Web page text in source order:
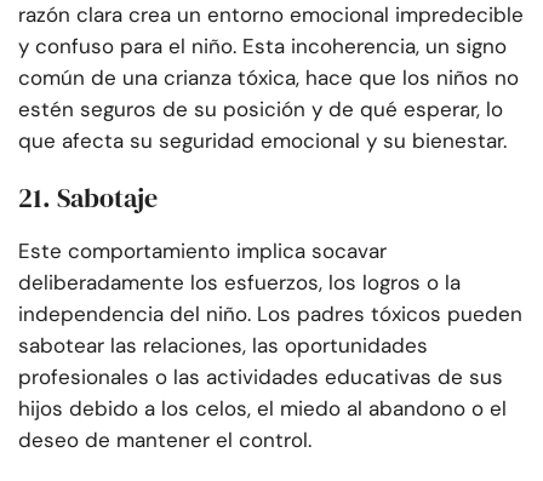
razón clara crea un entorno emocional impredecible
y confuso para el niño. Esta incoherencia, un signo
común de una crianza tóxica, hace que los niños no
estén seguros de su posición y de qué esperar, lo
que afecta su seguridad emocional y su bienestar.
21. Sabotaje
Este comportamiento implica socavar
deliberadamente los esfuerzos, los logros o la
independencia del niño. Los padres tóxicos pueden
sabotear las relaciones, las oportunidades
profesionales o las actividades educativas de sus
hijos debido a los celos, el miedo al abandono o el
deseo de mantener el control.